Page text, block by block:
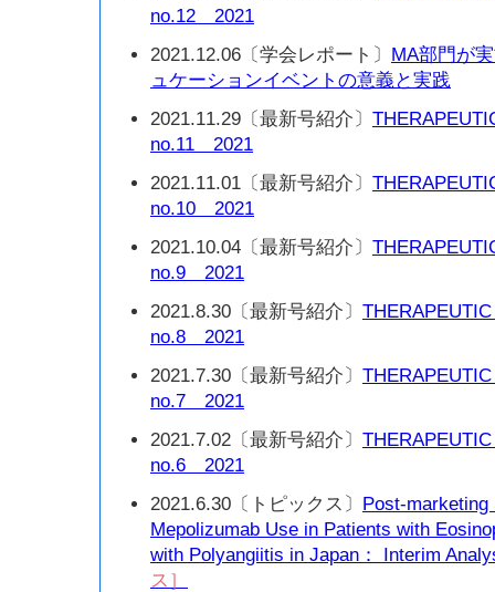
no.12 2021
2021.12.06〔学会レポート〕 MA部門が
ュケーションイベントの意義と実践
2021.11.29〔最新号紹介〕
no.11 2021
2021.11.01〔最新号紹介〕
no.10 2021
2021.10.04〔最新号紹介〕
no.9 2021
2021.8.30〔最新号紹介〕
no.8 2021
2021.7.30〔最新号紹介〕
no.7 2021
2021.7.02〔最新号紹介〕
no.6 2021
2021.6.30〔トピックス〕 Post-
Mepolizumab Use in Patients with
with Polyangiitis in Japan： Interim
ス］